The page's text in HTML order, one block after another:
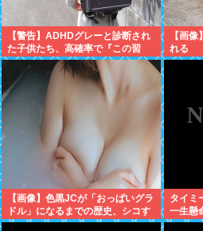
【警告】ADHDグレーと診断され
た子供たち、高確率で『この習
慣』をやっていた→！！！
【画
れる
【画像】色黒JCが「おっぱいグラ
ドル」になるまでの歴史、シコす
ぎるwww
タイミ
一生懸
命さを